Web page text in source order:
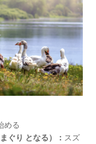
める
ぐり となる）： スズ